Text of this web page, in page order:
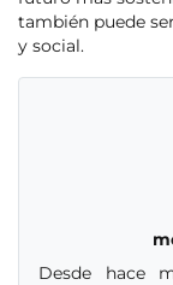
también puede
y social.
Desde hace